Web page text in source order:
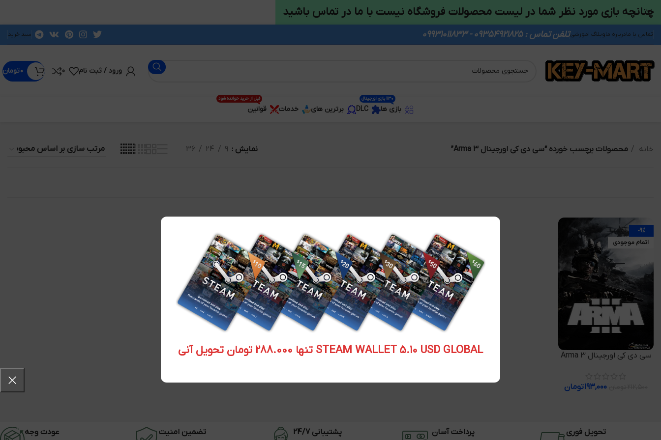
STEAM WALLET 5.10 USD GLOBAL تنها 288.000 تومان تحویل آنی
تماس با مادرباره ماوبلاگ اموزشیتلفن تماس : 09354921825 - 09931011833 سبد خرید
ورود / ثبت نام 0 ۰تومان
بازی ها
1130 بازی اورجینال
DLC برترین های خدمات قوانین
قبل از خرید خوانده شود
خانه محصولات برچسب خورده “سی دی کی اورجینال Arma 3” نمایش 9
24
36
-9%
اتمام موجودی
اطلاعات بیشتر
سی دی کی اورجینال Arma 3
۱۹۳,۰۰۰تومان
تحویل فوری پرداخت آسان پشتیبانی 24/7 تضمین امنیت عودت وجه
چنانچه بازی مورد نظر شما در لیست محصولات فروشگاه نیست با ما در تماس باشید